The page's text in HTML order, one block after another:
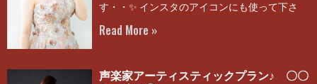
す・・✨ インスタのアイコンにも使って下さ
Read More »
声楽家アーティスティックプラン♪ 〇〇